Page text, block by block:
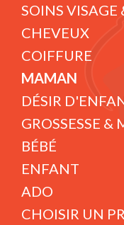
SOINS VISAGE
CHEVEUX
COIFFURE
MAMAN
DÉSIR
GROSSESSE &
BÉBÉ
ENFANT
ADO
CHOISIR UN